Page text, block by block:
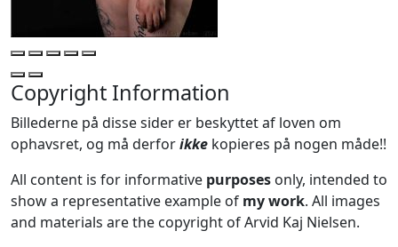
Copyright Information
Billederne på disse sider er beskyttet af loven om
ophavsret, og må derforikke kopieres på nogen måde!!
All content is for informative purposes only, intended to
show a representative example of my work. All images
and materials are the copyright of Arvid Kaj Nielsen.